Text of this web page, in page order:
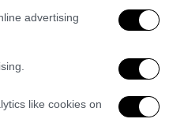
advertising
like cookies on
με
σε